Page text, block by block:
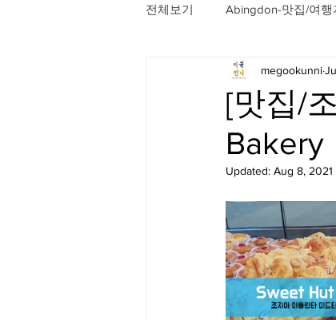
전체보기 Abingdon-맛집/여행
Arlington-맛집/여행지
Badlands-맛집/여행지
Big Bend-맛집/여행지
Boston-맛집/여행지
[맛집/
Bakery
megookunni
Updated: Aug 8, 2021